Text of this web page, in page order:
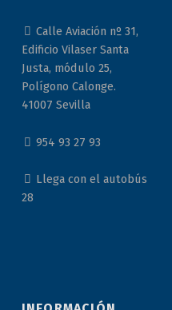
Calle Aviación nº 31,
Edificio Vilaser Santa
Justa, módulo 25,
Polígono Calonge.
41007 Sevilla
954 93 27 93
Llega con el autobús
28